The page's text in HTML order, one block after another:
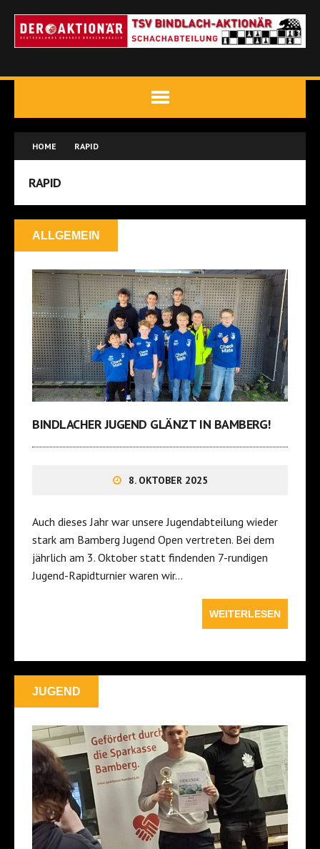
HOME RAPID
RAPID
ALLGEMEIN
BINDLACHER JUGEND GLÄNZT IN BAMBERG!
8. OKTOBER 2025
Auch dieses Jahr war unsere Jugendabteilung wieder
stark am Bamberg Jugend Open vertreten. Bei dem
jährlich am 3. Oktober statt findenden 7-rundigen
Jugend-Rapidturnier waren wir…
WEITERLESEN
JUGEND